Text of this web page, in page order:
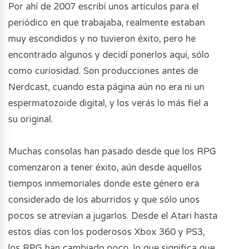
Por ahí de 2007 escribí unos artículos para el
periódico en que trabajaba, realmente estaban
muy escondidos y no tuvieron éxito, pero he
encontrado algunos y decidí ponerlos aquí, sólo
como curiosidad. Son producciones antes de
Nerdcast, cuando esta página aún no era ni un
espermatozoide digital, y los verás lo más fiel a
su original.
Muchas consolas han pasado desde que los RPG
comenzaron a tener éxito, aún desde aquellos
tiempos inmemoriales donde este género era
considerado de los aburridos y que sólo unos
pocos se atrevían a jugarlos. Desde el Atari hasta
estos días con los poderosos Xbox 360 y PS3,